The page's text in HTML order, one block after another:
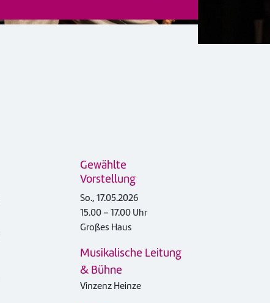
Gewählte
Vorstellung
So., 17.05.2026
15.00 – 17.00 Uhr
Großes Haus
Musikalische Leitung
& Bühne
Vinzenz Heinze